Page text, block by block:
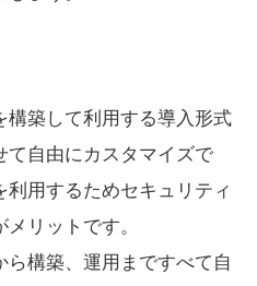
構築して利用する導入形式
て自由にカスタマイズで
用するためセキュリティ
リットです。
構築、運用まですべて自